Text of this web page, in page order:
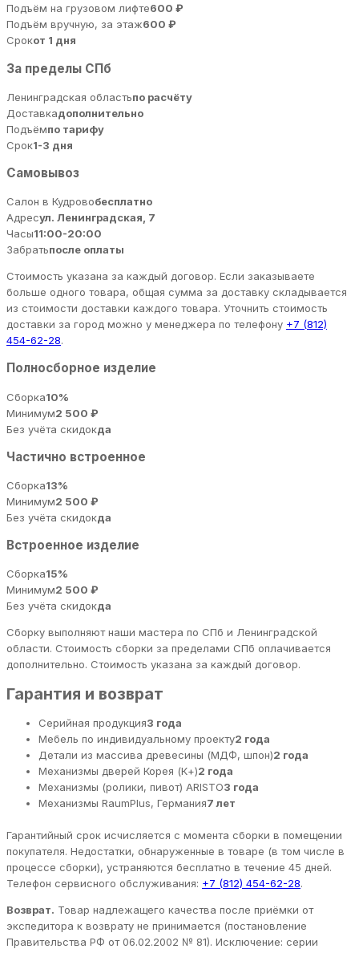
Подъём на грузовом лифте600 ₽
Подъём вручную, за этаж600 ₽
Срокот 1 дня
За пределы СПб
Ленинградская областьпо расчёту
Доставкадополнительно
Подъёмпо тарифу
Срок1-3 дня
Самовывоз
Салон в Кудровобесплатно
Адресул. Ленинградская, 7
Часы11:00-20:00
Забратьпосле оплаты
Стоимость указана за каждый договор. Если заказываете
больше одного товара, общая сумма за доставку складывается
из стоимости доставки каждого товара. Уточнить стоимость
доставки за город можно у менеджера по телефону +7 (812)
454-62-28.
Полносборное изделие
Сборка10%
Минимум2 500 ₽
Без учёта скидокда
Частично встроенное
Сборка13%
Минимум2 500 ₽
Без учёта скидокда
Встроенное изделие
Сборка15%
Минимум2 500 ₽
Без учёта скидокда
Сборку выполняют наши мастера по СПб и Ленинградской
области. Стоимость сборки за пределами СПб оплачивается
дополнительно. Стоимость указана за каждый договор.
Гарантия и возврат
Серийная продукция3 года
Мебель по индивидуальному проекту2 года
Детали из массива древесины (МДФ, шпон)2 года
Механизмы дверей Корея (К+)2 года
Механизмы (ролики, пивот) ARISTO3 года
Механизмы RaumPlus, Германия7 лет
Гарантийный срок исчисляется с момента сборки в помещении
покупателя. Недостатки, обнаруженные в товаре (в том числе в
процессе сборки), устраняются бесплатно в течение 45 дней.
Телефон сервисного обслуживания: +7 (812) 454-62-28.
Возврат. Товар надлежащего качества после приёмки от
экспедитора к возврату не принимается (постановление
Правительства РФ от 06.02.2002 № 81). Исключение: серии